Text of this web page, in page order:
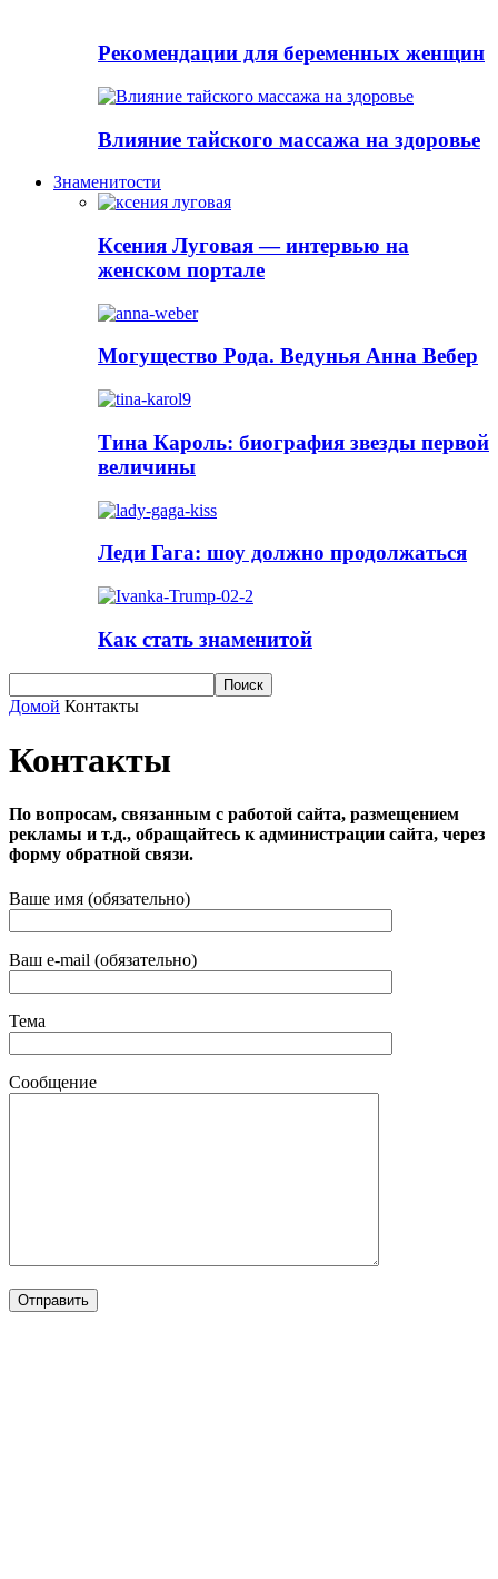
Рекомендации для беременных женщин
Влияние тайского массажа на здоровье
Знаменитости
Ксения Луговая — интервью на
женском портале
Могущество Рода. Ведунья Анна Вебер
Тина Кароль: биография звезды первой
величины
Леди Гага: шоу должно продолжаться
Как стать знаменитой
Домой Контакты
Контакты
По вопросам, связанным с работой сайта, размещением
рекламы и т.д., обращайтесь к администрации сайта, через
форму обратной связи.
Ваше имя (обязательно)
Ваш e-mail (обязательно)
Тема
Сообщение